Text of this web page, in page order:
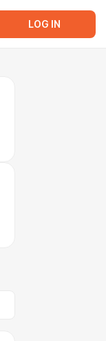
LOG IN